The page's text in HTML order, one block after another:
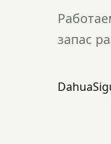
запас
Dahua